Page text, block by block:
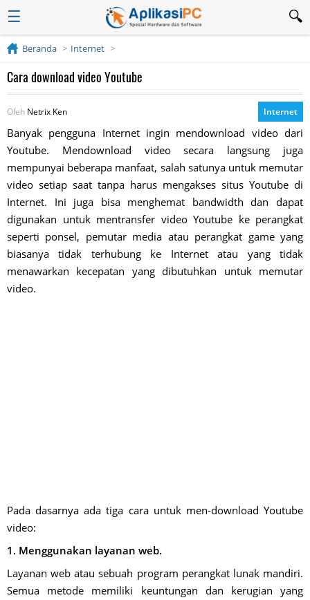
☰
Beranda Internet
Cara download video Youtube
Oleh Netrix Ken Internet
Banyak pengguna Internet ingin mendownload video dari
Youtube. Mendownload video secara langsung juga
mempunyai beberapa manfaat, salah satunya untuk memutar
video setiap saat tanpa harus mengakses situs Youtube di
Internet. Ini juga bisa menghemat bandwidth dan dapat
digunakan untuk mentransfer video Youtube ke perangkat
seperti ponsel, pemutar media atau perangkat game yang
biasanya tidak terhubung ke Internet atau yang tidak
menawarkan kecepatan yang dibutuhkan untuk memutar
video.
Pada dasarnya ada tiga cara untuk men-download Youtube
video:
1. Menggunakan layanan web.
Layanan web atau sebuah program perangkat lunak mandiri.
Semua metode memiliki keuntungan dan kerugian yang